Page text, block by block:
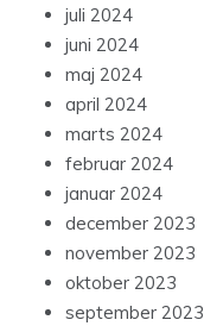
juli 2024
juni 2024
maj 2024
april 2024
marts 2024
februar 2024
januar 2024
december 2023
november 2023
oktober 2023
september 2023